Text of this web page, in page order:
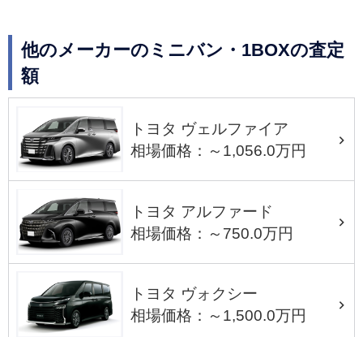
他のメーカーのミニバン・1BOXの査定
額
トヨタ ヴェルファイア
相場価格：～1,056.0万円
トヨタ アルファード
相場価格：～750.0万円
トヨタ ヴォクシー
相場価格：～1,500.0万円